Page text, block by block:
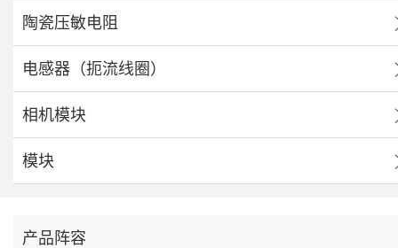
陶瓷压敏电阻
电感器（扼流线圈）
相机模块
模块
产品阵容